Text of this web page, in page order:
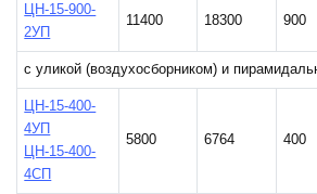
ЦН-15-900-
2УП
11400 18300 900
с уликой (воздухосборником) и
ЦН-15-400-
4УП
ЦН-15-400-
4СП
5800 6764 400